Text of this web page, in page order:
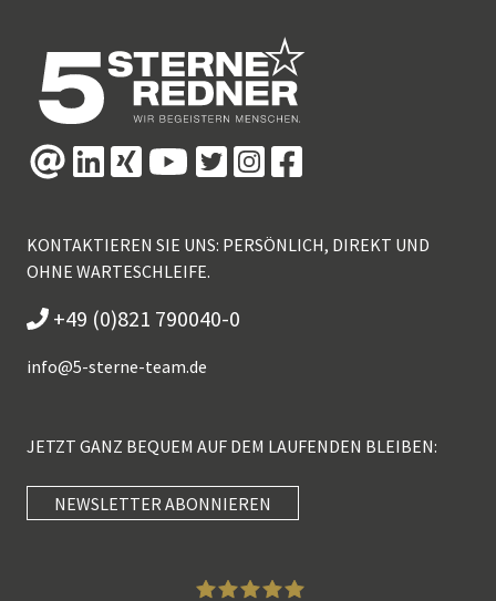
KONTAKTIEREN SIE UNS: PERSÖNLICH, DIREKT UND
OHNE WARTESCHLEIFE.
+49 (0)821 790040-0
info@5-sterne-team.de
JETZT GANZ BEQUEM AUF DEM LAUFENDEN BLEIBEN:
NEWSLETTER ABONNIEREN